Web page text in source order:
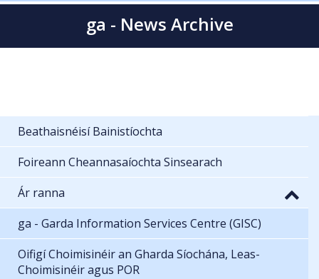
ga - News Archive
Beathaisnéisí Bainistíochta
Foireann Cheannasaíochta Sinsearach
Ár ranna
ga - Garda Information Services Centre (GISC)
Oifigí Choimisinéir an Gharda Síochána, Leas-
Choimisinéir agus POR